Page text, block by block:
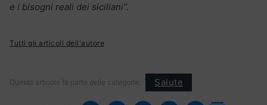
e i bisogni reali dei siciliani”.
Tutti gli articoli dell'autore
Questo articolo fa parte delle categorie: Salute